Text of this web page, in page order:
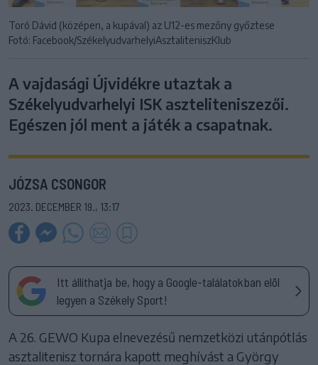
Toró Dávid (középen, a kupával) az U12-es mezőny győztese
Fotó: Facebook/SzékelyudvarhelyiAsztaliteniszKlub
A vajdasági Újvidékre utaztak a
Székelyudvarhelyi ISK aszteliteniszezői.
Egészen jól ment a játék a csapatnak.
JÓZSA CSONGOR
2023. DECEMBER 19., 13:17
Itt állíthatja be, hogy a Google-találatokban elöl
legyen a Székely Sport!
A 26. GEWO Kupa elnevezésű nemzetközi utánpótlás
asztalitenisz tornára kapott meghívást a György